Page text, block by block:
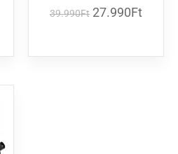
39.990Ft 27.990Ft